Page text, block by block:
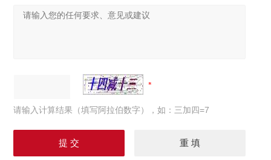
请输入计算结果（填写阿拉伯数字），如：三加四=7